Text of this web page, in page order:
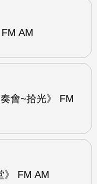
AM
會~拾光》 FM
》 FM AM